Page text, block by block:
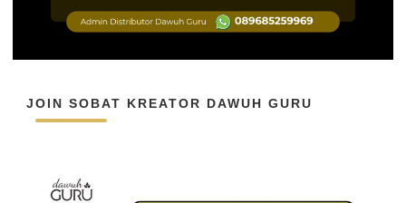
JOIN SOBAT KREATOR DAWUH GURU